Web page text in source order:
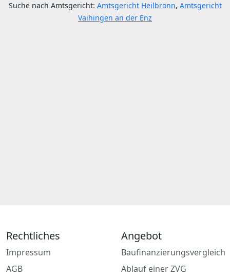
Suche nach Amtsgericht: Amtsgericht Heilbronn, Amtsgericht
Vaihingen an der Enz
Rechtliches
Impressum
AGB
Angebot
Baufinanzierungsvergleich
Ablauf einer ZVG